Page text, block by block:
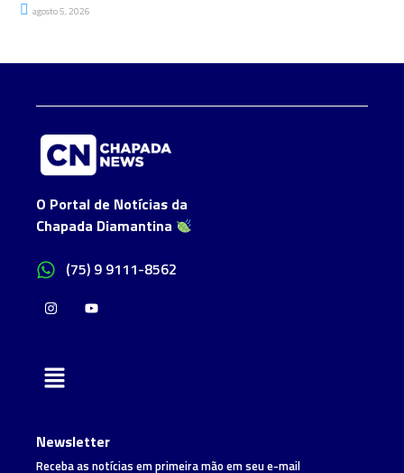
agosto 5, 2026
O Portal de Notícias da
Chapada Diamantina
(75) 9 9111-8562
Newsletter
Receba as notícias em primeira mão em seu e-mail